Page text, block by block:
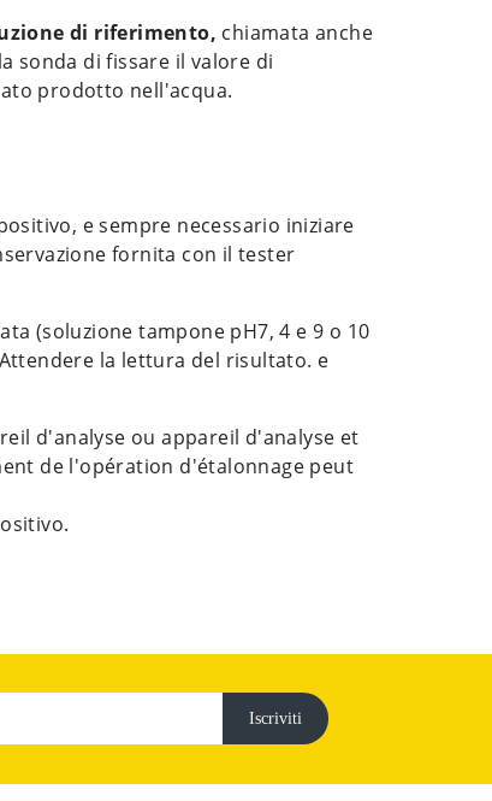
di riferimento, chiamata anche
sonda di fissare il valore di
prodotto nell'acqua.
e sempre necessario iniziare
fornita con il tester
(soluzione tampone pH7, 4 e 9 o 10
la lettura del risultato. e
d'analyse ou appareil d'analyse et
de l'opération d'étalonnage peut